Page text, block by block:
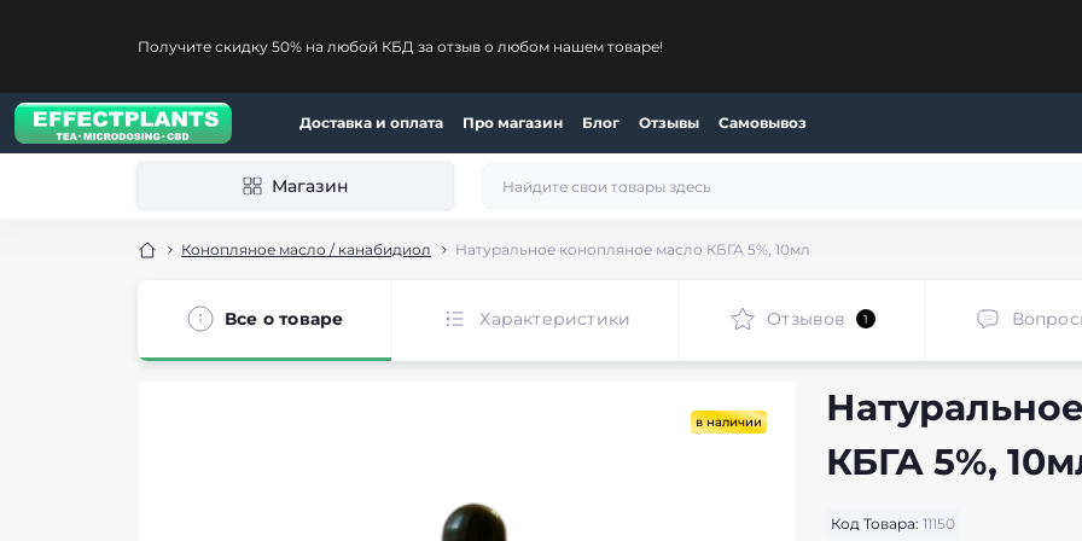
Получите скидку 50% на любой КБД за отзыв о любом нашем товаре!
Доставка и оплата Про магазин Блог Отзывы Самовывоз
Магазин
Конопляное масло / канабидиол Натуральное конопляное масло КБГА 5%, 10мл
Все о товаре Характеристики Отзывов 1
в наличии
КБГА 5%,
Код Товара: 11150